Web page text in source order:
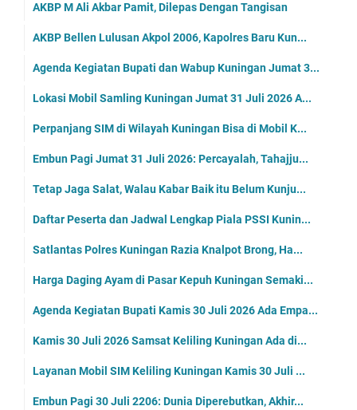
AKBP M Ali Akbar Pamit, Dilepas Dengan Tangisan
AKBP Bellen Lulusan Akpol 2006, Kapolres Baru Kun...
Agenda Kegiatan Bupati dan Wabup Kuningan Jumat 3...
Lokasi Mobil Samling Kuningan Jumat 31 Juli 2026 A...
Perpanjang SIM di Wilayah Kuningan Bisa di Mobil K...
Embun Pagi Jumat 31 Juli 2026: Percayalah, Tahajju...
Tetap Jaga Salat, Walau Kabar Baik itu Belum Kunju...
Daftar Peserta dan Jadwal Lengkap Piala PSSI Kunin...
Satlantas Polres Kuningan Razia Knalpot Brong, Ha...
Harga Daging Ayam di Pasar Kepuh Kuningan Semaki...
Agenda Kegiatan Bupati Kamis 30 Juli 2026 Ada Empa...
Kamis 30 Juli 2026 Samsat Keliling Kuningan Ada di...
Layanan Mobil SIM Keliling Kuningan Kamis 30 Juli ...
Embun Pagi 30 Juli 2206: Dunia Diperebutkan, Akhir...